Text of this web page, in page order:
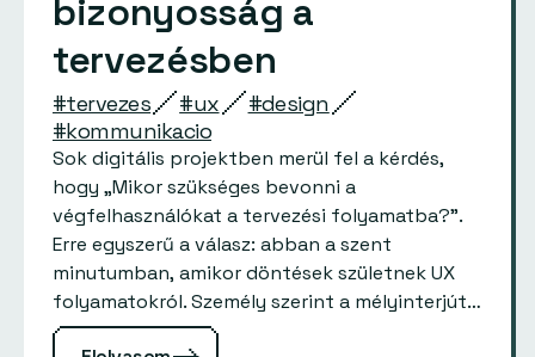
bizonyosság a
tervezésben
#tervezes #ux
#design
#kommunikacio
Sok digitális projektben merül fel a kérdés,
hogy „Mikor szükséges bevonni a
végfelhasználókat a tervezési folyamatba?”.
Erre egyszerű a válasz: abban a szent
minutumban, amikor döntések születnek UX
folyamatokról. Személy szerint a mélyinterjút
a követelményelezmés vagy tervezés abban a